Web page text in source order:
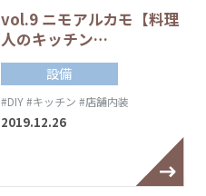
vol.9 ニモアルカモ【料理
人のキッチン…
設備
#DIY#キッチン #店舗内装
2019.12.26